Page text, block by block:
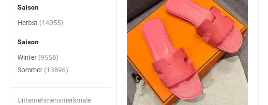
Saison
Herbst (14055)
Saison
Winter (9558)
Sommer (13896)
Unternehmensmerkmale